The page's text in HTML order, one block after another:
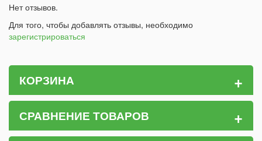
Нет отзывов.
Для того, чтобы добавлять отзывы, необходимо
зарегистрироваться
КОРЗИНА +
СРАВНЕНИЕ ТОВАРОВ +